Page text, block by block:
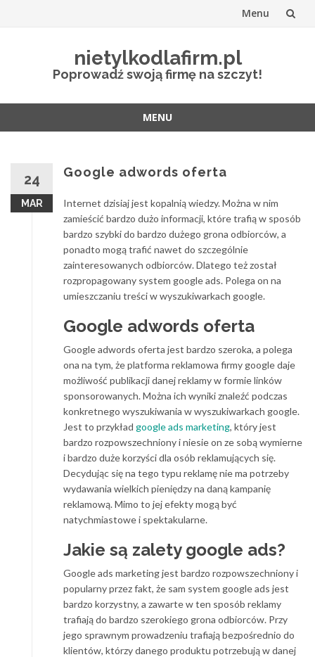
Menu
nietylkodlafirm.pl
Poprowadź swoją firmę na szczyt!
MENU
24
MAR
Google adwords oferta
Internet dzisiaj jest kopalnią wiedzy. Można w nim
zamieścić bardzo dużo informacji, które trafią w sposób
bardzo szybki do bardzo dużego grona odbiorców, a
ponadto mogą trafić nawet do szczególnie
zainteresowanych odbiorców. Dlatego też został
rozpropagowany system google ads. Polega on na
umieszczaniu treści w wyszukiwarkach google.
Google adwords oferta
Google adwords oferta jest bardzo szeroka, a polega
ona na tym, że platforma reklamowa firmy google daje
możliwość publikacji danej reklamy w formie linków
sponsorowanych. Można ich wyniki znaleźć podczas
konkretnego wyszukiwania w wyszukiwarkach google.
Jest to przykład google ads marketing, który jest
bardzo rozpowszechniony i niesie on ze sobą wymierne
i bardzo duże korzyści dla osób reklamujących się.
Decydując się na tego typu reklamę nie ma potrzeby
wydawania wielkich pieniędzy na daną kampanię
reklamową. Mimo to jej efekty mogą być
natychmiastowe i spektakularne.
Jakie są zalety google ads?
Google ads marketing jest bardzo rozpowszechniony i
popularny przez fakt, że sam system google ads jest
bardzo korzystny, a zawarte w ten sposób reklamy
trafiają do bardzo szerokiego grona odbiorców. Przy
jego sprawnym prowadzeniu trafiają bezpośrednio do
klientów, którzy danego produktu potrzebują w danej